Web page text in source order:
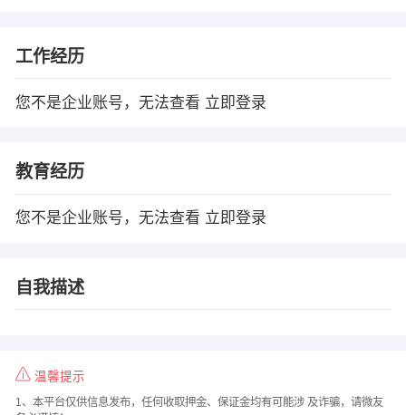
工作经历
您不是企业账号，无法查看 立即登录
教育经历
您不是企业账号，无法查看 立即登录
自我描述
温馨提示
1、本平台仅供信息发布，任何收取押金、保证金均有可能涉 及诈骗，请微友